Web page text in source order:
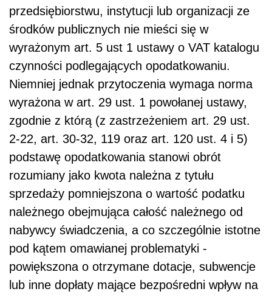
przedsiębiorstwu, instytucji lub organizacji ze
środków publicznych nie mieści się w
wyrażonym art. 5 ust 1 ustawy o VAT katalogu
czynności podlegających opodatkowaniu.
Niemniej jednak przytoczenia wymaga norma
wyrażona w art. 29 ust. 1 powołanej ustawy,
zgodnie z którą (z zastrzeżeniem art. 29 ust.
2-22, art. 30-32, 119 oraz art. 120 ust. 4 i 5)
podstawę opodatkowania stanowi obrót
rozumiany jako kwota należna z tytułu
sprzedaży pomniejszona o wartość podatku
należnego obejmująca całość należnego od
nabywcy świadczenia, a co szczególnie istotne
pod kątem omawianej problematyki -
powiększona o otrzymane dotacje, subwencje
lub inne dopłaty mające bezpośredni wpływ na